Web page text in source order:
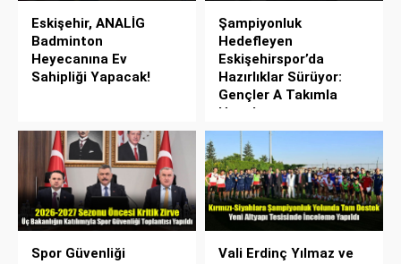
Eskişehir, ANALİG
Badminton
Heyecanına Ev
Sahipliği Yapacak!
Şampiyonluk
Hedefleyen
Eskişehirspor’da
Hazırlıklar Sürüyor:
Gençler A Takımla
Hazırlanıyor
Spor Güvenliği
Vali Erdinç Yılmaz ve